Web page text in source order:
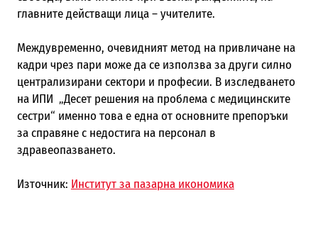
главните действащи лица – учителите.
Междувременно, очевидният метод на привличане на
кадри чрез пари може да се използва за други силно
централизирани сектори и професии. В изследването
на ИПИ „Десет решения на проблема с медицинските
сестри“ именно това е една от основните препоръки
за справяне с недостига на персонал в
здравеопазването.
Източник: Институт за пазарна икономика